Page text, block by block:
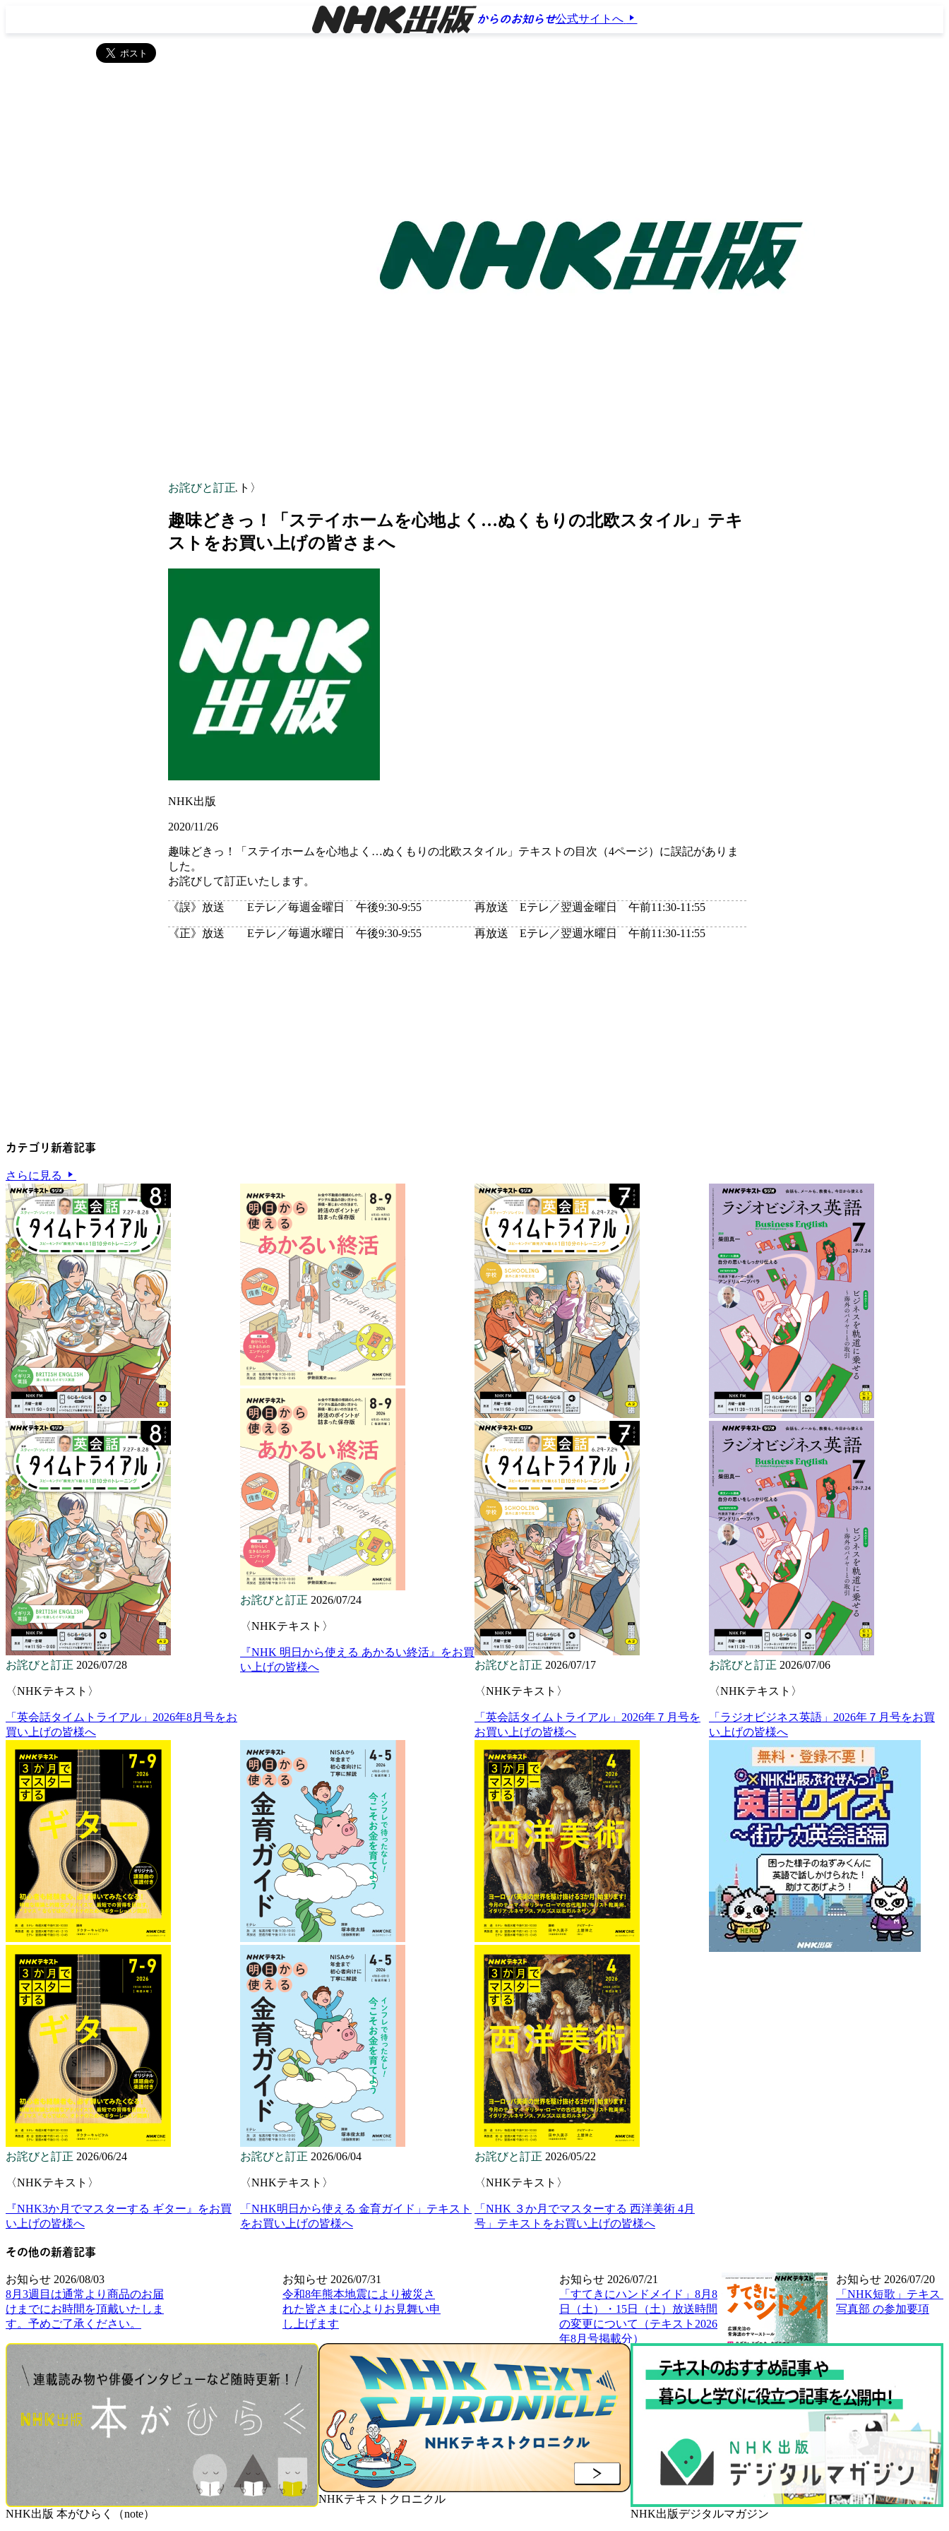
からのお知らせ公式サイトへ
お詫びと訂正
〈NHKテキスト〉
趣味どきっ！「ステイホームを心地よく…ぬくもりの北欧スタイル」テキ
ストをお買い上げの皆さまへ
NHK出版
2020/11/26
趣味どきっ！「ステイホームを心地よく…ぬくもりの北欧スタイル」テキストの目次（4ページ）に誤記がありま
した。
お詫びして訂正いたします。
《誤》 放送 Eテレ／毎週金曜日 午後9:30-9:55 再放送 Eテレ／翌週金曜日 午前11:30-11:55
《正》 放送 Eテレ／毎週水曜日 午後9:30-9:55 再放送 Eテレ／翌週水曜日 午前11:30-11:55
カテゴリ新着記事
さらに見る
お詫びと訂正 2026/07/28
〈NHKテキスト〉
「英会話タイムトライアル」2026年8月号をお
買い上げの皆様へ
お詫びと訂正 2026/07/24
〈NHKテキスト〉
『NHK 明日から使える あかるい終活』をお買
い上げの皆様へ
お詫びと訂正 2026/07/17
〈NHKテキスト〉
「英会話タイムトライアル」2026年７月号を
お買い上げの皆様へ
お詫びと訂正 2026/07/06
〈NHKテキスト〉
「ラジオビジネス英語」2026年７月号をお買
い上げの皆様へ
お詫びと訂正 2026/06/24
〈NHKテキスト〉
『NHK3か月でマスターする ギター』をお買
い上げの皆様へ
お詫びと訂正 2026/06/04
〈NHKテキスト〉
「NHK明日から使える 金育ガイド」テキスト
をお買い上げの皆様へ
お詫びと訂正 2026/05/22
〈NHKテキスト〉
「NHK ３か月でマスターする 西洋美術 4月
号」テキストをお買い上げの皆様へ
その他の新着記事
お知らせ 2026/08/03
8月3週目は通常より商品のお届
けまでにお時間を頂戴いたしま
す。予めご了承ください。
お知らせ 2026/07/31
令和8年熊本地震により被災さ
れた皆さまに心よりお見舞い申
し上げます
お知らせ 2026/07/21
「すてきにハンドメイド」8月8
日（土）・15日（土）放送時間
の変更について（テキスト2026
年8月号掲載分）
お知らせ 2026/07/20
「NHK短歌」テキス
写真部 の参加要項
NHK出版 本がひらく（note）
NHKテキストクロニクル
NHK出版デジタルマガジン